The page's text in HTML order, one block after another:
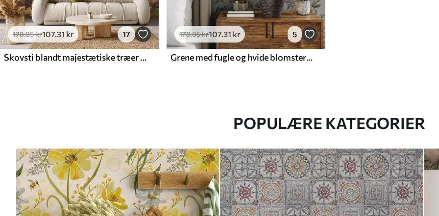
178.85kr107.31 kr 17
Skovsti blandt majestætiske træer i akvarelstil
178.85kr107.31 kr 5
Grene med fugle og hvide blomster på en sart baggrund
POPULÆRE KATEGORIER